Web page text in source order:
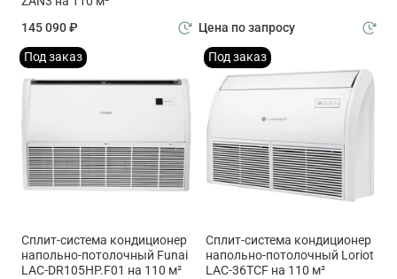
145 090 ₽
Цена по запросу
Под заказ
Сплит-система кондиционер
напольно-потолочный Funai
LAC-DR105HP.F01 на 110 м²
Под заказ
Сплит-система кондиционер
напольно-потолочный Loriot
LAC-36TCF на 110 м²